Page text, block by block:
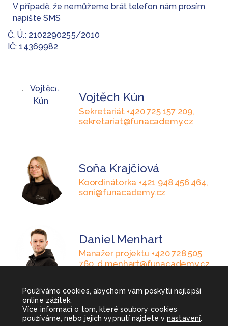
V případě, že nemůžeme brát telefon nám prosím
napište SMS
Č. Ú.: 2102290255/2010
IČ: 14369982
Vojtěch Kún
Sekretariát +420 725 157 209,
sekretariat@funacademy.cz
Soňa Krajčiová
Koordinátorka +421 948 456 464,
soni@funacademy.cz
Daniel Menhart
Manažer projektu +420 728 505
760, d.menhart@funacademy.cz
Používáme cookies, abychom vám poskytli nejlepší
online zážitek.
Více informací o tom, které soubory cookies
používáme, nebo jejich vypnutí najdete vnastavení.